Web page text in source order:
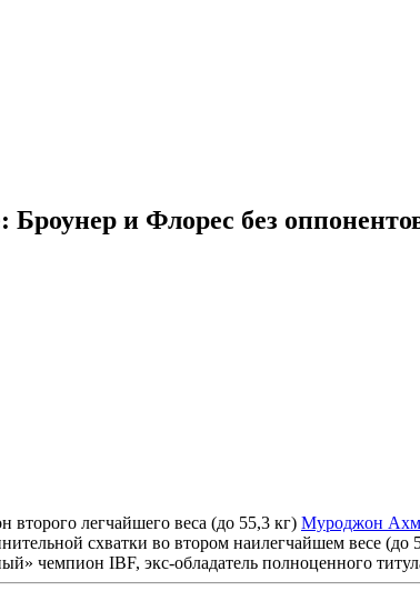
и Флорес без
легчайшего веса (до 55,3 кг) Муроджон
схватки во втором наилегчайшем весе (до
чемпион IBF, экс-обладатель полноценного